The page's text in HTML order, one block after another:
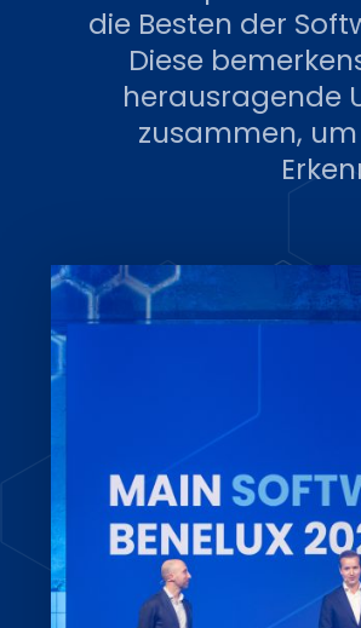
die Besten der
Diese
herausragende
zusammen,